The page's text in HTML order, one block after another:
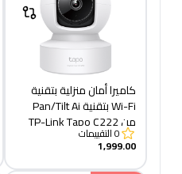
كاميرا أمان منزلية بتقنية
Wi-Fi بتقنية Pan/Tilt Ai
من TP-Link Tapo C222
0التقييمات
1,999.00